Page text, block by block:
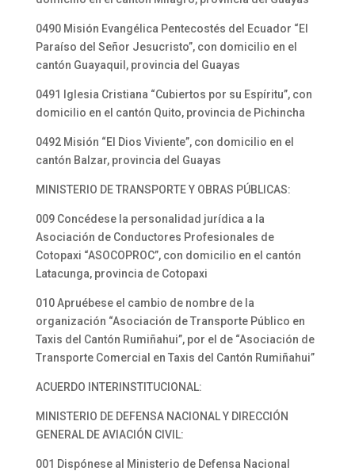
0490 Misión Evangélica Pentecostés del Ecuador “El
Paraíso del Señor Jesucristo”, con domicilio en el
cantón Guayaquil, provincia del Guayas
0491 Iglesia Cristiana “Cubiertos por su Espíritu”, con
domicilio en el cantón Quito, provincia de Pichincha
0492 Misión “El Dios Viviente”, con domicilio en el
cantón Balzar, provincia del Guayas
MINISTERIO DE TRANSPORTE Y OBRAS PÚBLICAS:
009 Concédese la personalidad jurídica a la
Asociación de Conductores Profesionales de
Cotopaxi “ASOCOPROC”, con domicilio en el cantón
Latacunga, provincia de Cotopaxi
010 Apruébese el cambio de nombre de la
organización “Asociación de Transporte Público en
Taxis del Cantón Rumiñahui”, por el de “Asociación de
Transporte Comercial en Taxis del Cantón Rumiñahui”
ACUERDO INTERINSTITUCIONAL:
MINISTERIO DE DEFENSA NACIONAL Y DIRECCIÓN
GENERAL DE AVIACIÓN CIVIL:
001 Dispónese al Ministerio de Defensa Nacional